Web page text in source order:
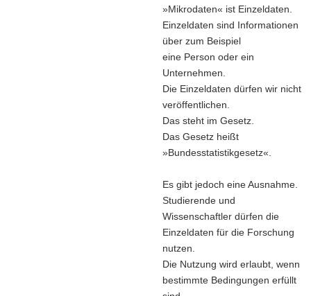
»Mikrodaten« ist Einzeldaten.
Einzeldaten sind Informationen
über zum Beispiel
eine Person oder ein
Unternehmen.
Die Einzeldaten dürfen wir nicht
veröffentlichen.
Das steht im Gesetz.
Das Gesetz heißt
»Bundesstatistikgesetz«.
Es gibt jedoch eine Ausnahme.
Studierende und
Wissenschaftler dürfen die
Einzeldaten für die Forschung
nutzen.
Die Nutzung wird erlaubt, wenn
bestimmte Bedingungen erfüllt